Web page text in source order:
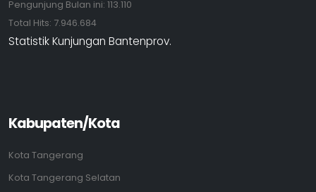
Pengunjung Bulan ini: 113.110
Total Hits: 7.946.684
Statistik Kunjungan Bantenprov.
Kabupaten/Kota
Kota Tangerang
Kota Tangerang Selatan